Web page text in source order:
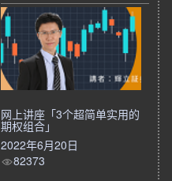
网上讲座「3个超简单实用的
期权组合」
2022年6月20日
82373